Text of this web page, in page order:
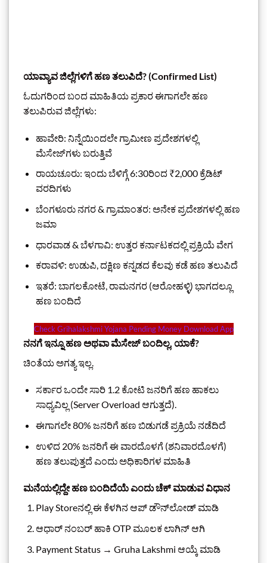
ಯಾವ್ಯಾವ ಜಿಲ್ಲೆಗಳಿಗೆ ಹಣ ತಲುಪಿದೆ? (Confirmed List)
ಓದುಗರಿಂದ ಬಂದ ಮಾಹಿತಿಯ ಪ್ರಕಾರ ಈಗಾಗಲೇ ಹಣ
ತಲುಪಿರುವ ಜಿಲ್ಲೆಗಳು:
ಹಾವೇರಿ: ನಿನ್ನೆಯಿಂದಲೇ ಗ್ರಾಮೀಣ ಪ್ರದೇಶಗಳಲ್ಲಿ
ಮೆಸೇಜ್‌ಗಳು ಬರುತ್ತಿವೆ
ರಾಯಚೂರು: ಇಂದು ಬೆಳಿಗ್ಗೆ 6:30ರಿಂದ ₹2,000 ಕ್ರೆಡಿಟ್‌
ವರದಿಗಳು
ಬೆಂಗಳೂರು ನಗರ & ಗ್ರಾಮಾಂತರ: ಅನೇಕ ಪ್ರದೇಶಗಳಲ್ಲಿ ಹಣ
ಜಮಾ
ಧಾರವಾಡ & ಬೆಳಗಾವಿ: ಉತ್ತರ ಕರ್ನಾಟಕದಲ್ಲಿ ಪ್ರಕ್ರಿಯೆ ವೇಗ
ಕರಾವಳಿ: ಉಡುಪಿ, ದಕ್ಷಿಣ ಕನ್ನಡದ ಕೆಲವು ಕಡೆ ಹಣ ತಲುಪಿದೆ
ಇತರೆ: ಬಾಗಲಕೋಟೆ, ರಾಮನಗರ (ಆರೋಹಳ್ಳಿ) ಭಾಗದಲ್ಲೂ
ಹಣ ಬಂದಿದೆ
Check Grihalakshmi Yojana Pending Money Download App
ನನಗೆ ಇನ್ನೂ ಹಣ ಅಥವಾ ಮೆಸೇಜ್ ಬಂದಿಲ್ಲ, ಯಾಕೆ?
ಚಿಂತೆಯ ಅಗತ್ಯ ಇಲ್ಲ.
ಸರ್ಕಾರ ಒಂದೇ ಸಾರಿ 1.2 ಕೋಟಿ ಜನರಿಗೆ ಹಣ ಹಾಕಲು
ಸಾಧ್ಯವಿಲ್ಲ (Server Overload ಆಗುತ್ತದೆ).
ಈಗಾಗಲೇ 80% ಜನರಿಗೆ ಹಣ ಬಿಡುಗಡೆ ಪ್ರಕ್ರಿಯೆ ನಡೆದಿದೆ
ಉಳಿದ 20% ಜನರಿಗೆ ಈ ವಾರದೊಳಗೆ (ಶನಿವಾರದೊಳಗೆ)
ಹಣ ತಲುಪುತ್ತದೆ ಎಂದು ಅಧಿಕಾರಿಗಳ ಮಾಹಿತಿ
ಮನೆಯಲ್ಲಿದ್ದೇ ಹಣ ಬಂದಿದೆಯೆ ಎಂದು ಚೆಕ್ ಮಾಡುವ ವಿಧಾನ
Play Storeನಲ್ಲಿ ಈ ಕೆಳಗಿನ ಆಪ್ ಡೌನ್‌ಲೋಡ್ ಮಾಡಿ
ಆಧಾರ್ ನಂಬರ್ ಹಾಕಿ OTP ಮೂಲಕ ಲಾಗಿನ್ ಆಗಿ
Payment Status → Gruha Lakshmi ಆಯ್ಕೆ ಮಾಡಿ